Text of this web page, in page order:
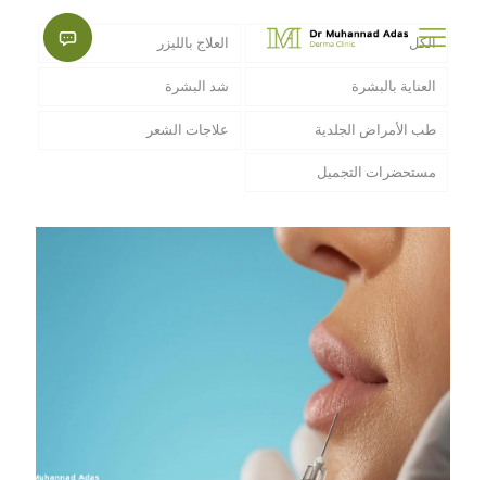
الكل العلاج بالليزر
العناية بالبشرة شد البشرة
طب الأمراض الجلدية علاجات الشعر
مستحضرات التجميل